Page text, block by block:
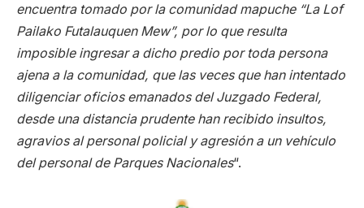
encuentra tomado por la comunidad mapuche “La Lof
Pailako Futalauquen Mew”, por lo que resulta
imposible ingresar a dicho predio por toda persona
ajena a la comunidad, que las veces que han intentado
diligenciar oficios emanados del Juzgado Federal,
desde una distancia prudente han recibido insultos,
agravios al personal policial y agresión a un vehículo
del personal de Parques Nacionales“.